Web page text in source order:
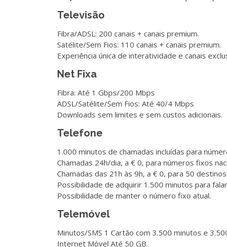
Televisão
Fibra/ADSL: 200 canais + canais premium.
Satélite/Sem Fios: 110 canais + canais premium.
Experiência única de interatividade e canais
Net Fixa
Fibra: Até 1 Gbps/200 Mbps
ADSL/Satélite/Sem Fios: Até 40/4 Mbps
Downloads sem limites e sem custos adicionais.
Telefone
1.000 minutos de chamadas incluídas para
Chamadas 24h/dia, a € 0, para números fixos
Chamadas das 21h às 9h, a € 0, para 50
Possibilidade de adquirir 1.500 minutos para
Possibilidade de manter o número fixo atual.
Telemóvel
Minutos/SMS 1 Cartão com 3.500 minutos e
Internet Móvel Até 50 GB.